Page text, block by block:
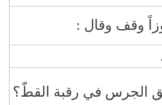
وقف وقال :
الجرس في رقبة القطّ؟